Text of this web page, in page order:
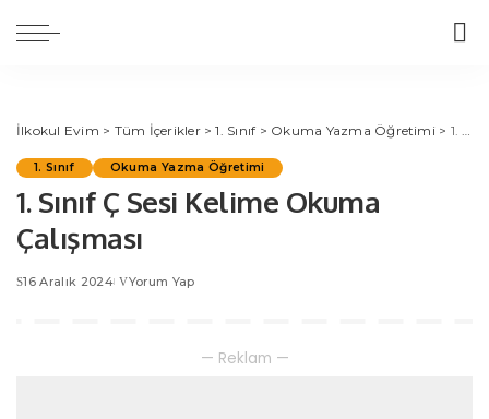
İlkokul Evim > Tüm İçerikler>1. Sınıf > Okuma Yazma Öğretimi > 1. Sınıf Ç Sesi Kelime Okuma Çalışması
1. Sınıf Okuma Yazma Öğretimi
1. Sınıf Ç Sesi Kelime Okuma
Çalışması
16 Aralık 2024 Yorum Yap
— Reklam —